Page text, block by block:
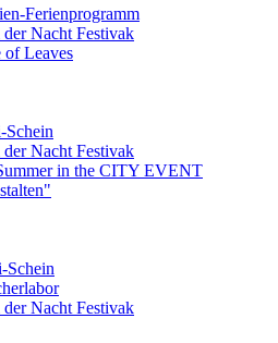
Ferienprogramm
der Nacht Festivak
of Leaves
der Nacht Festivak
in the CITY EVENT
Schein
der Nacht Festivak